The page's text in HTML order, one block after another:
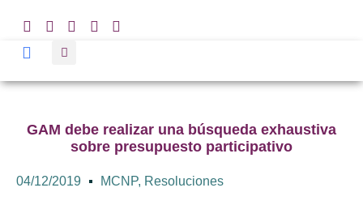
GAM debe realizar una búsqueda exhaustiva
sobre presupuesto participativo
04/12/2019 MCNP, Resoluciones